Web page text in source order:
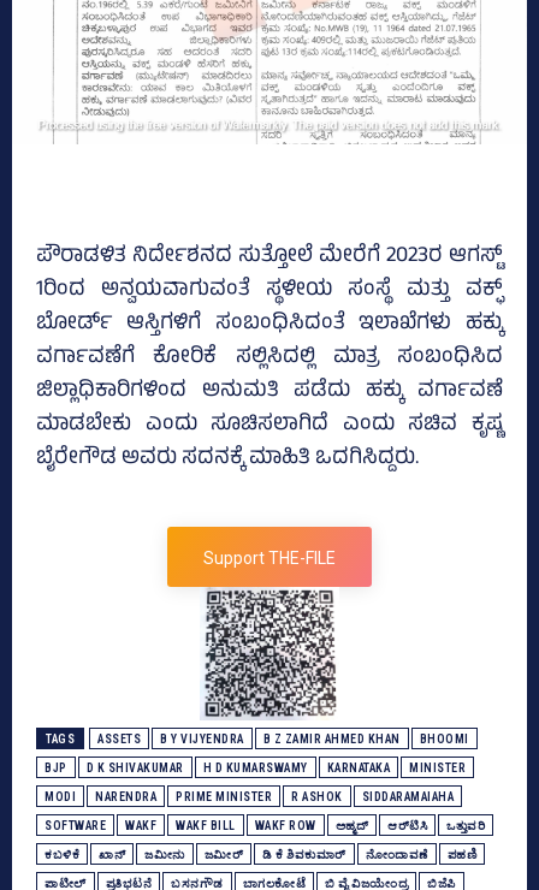
ಪೌರಾಡಳಿತ ನಿರ್ದೇಶನದ ಸುತ್ತೋಲೆ ಮೇರೆಗೆ 2023ರ ಆಗಸ್ಟ್‌
1ರಿಂದ ಅನ್ವಯವಾಗುವಂತೆ ಸ್ಥಳೀಯ ಸಂಸ್ಥೆ ಮತ್ತು ವಕ್ಫ್‌
ಬೋರ್ಡ್‌ ಆಸ್ತಿಗಳಿಗೆ ಸಂಬಂಧಿಸಿದಂತೆ ಇಲಾಖೆಗಳು ಹಕ್ಕು
ವರ್ಗಾವಣೆಗೆ ಕೋರಿಕೆ ಸಲ್ಲಿಸಿದಲ್ಲಿ ಮಾತ್ರ ಸಂಬಂಧಿಸಿದ
ಜಿಲ್ಲಾಧಿಕಾರಿಗಳಿಂದ ಅನುಮತಿ ಪಡೆದು ಹಕ್ಕು ವರ್ಗಾವಣೆ
ಮಾಡಬೇಕು ಎಂದು ಸೂಚಿಸಲಾಗಿದೆ ಎಂದು ಸಚಿವ ಕೃಷ್ಣ
ಬೈರೇಗೌಡ ಅವರು ಸದನಕ್ಕೆ ಮಾಹಿತಿ ಒದಗಿಸಿದ್ದರು.
Support THE-FILE
TAGS ASSETS B Y VIJYENDRA B Z ZAMIR AHMED KHAN BHOOMI
BJP D K SHIVAKUMAR H D KUMARSWAMY KARNATAKA MINISTER
MODI NARENDRA PRIME MINISTER R ASHOK SIDDARAMAIAHA
SOFTWARE WAKF WAKF BILL WAKF ROW ಅಹ್ಮದ್‌ ಆರ್‌ಟಿಸಿ ಒತ್ತುವರಿ
ಕಬಳಿಕೆ ಖಾನ್‌ ಜಮೀನು ಜಮೀರ್‌ ಡಿ ಕೆ ಶಿವಕುಮಾರ್ ನೋಂದಾವಣೆ ಪಹಣಿ
ಪಾಟೀಲ್‌ ಪ್ರತಿಭಟನೆ ಬಸನಗೌಡ ಬಾಗಲಕೋಟೆ ಬಿ ವೈ ವಿಜಯೇಂದ್ರ ಬಿಜೆಪಿ